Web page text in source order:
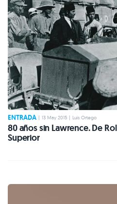
ENTRADA | 13 May 2015 | Luis Ortego
80 años sin Lawrence. De
Superior